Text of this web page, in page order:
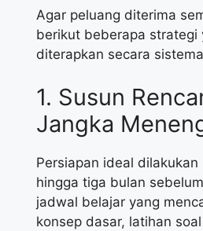
Agar peluang diterima
berikut beberapa strategi
diterapkan secara
1. Susun
Jangka
Persiapan ideal dilakukan
hingga tiga bulan
jadwal belajar yang
konsep dasar, latihan